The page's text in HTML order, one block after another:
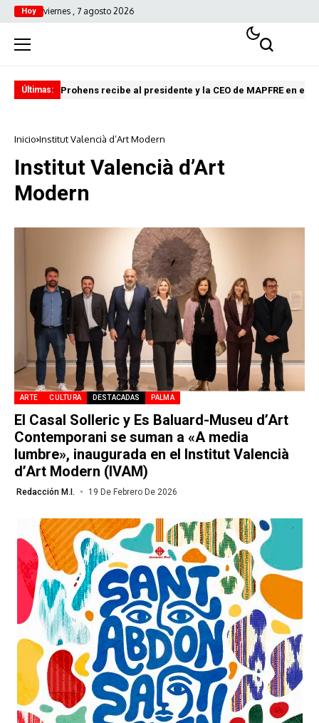
Hoy viernes , 7 agosto 2026
Últimas: Prohens recibe al presidente y la CEO de MAPFRE en el
Inicio Institut Valencià d’Art Modern
Institut Valencià d’Art
Modern
ARTE CULTURA DESTACADAS PALMA
El Casal Solleric y Es Baluard-Museu d’Art
Contemporani se suman a «A media
lumbre», inaugurada en el Institut Valencià
d’Art Modern (IVAM)
Redacción M.I. 19 De Febrero De 2026